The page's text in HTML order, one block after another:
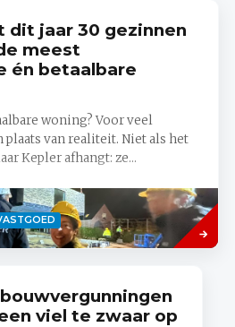
dit jaar 30 gezinnen
meest
én betaalbare
woning? Voor veel
plaats van realiteit. Niet als het
Kepler afhangt: ze...
Lees
meer
viel te zwaar op